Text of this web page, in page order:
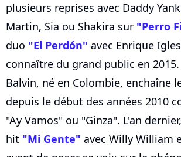
plusieurs reprises avec Daddy
Martin, Sia ou Shakira sur "Perro
duo "El Perdón" avec Enrique
connaître du grand public en 2015.
Balvin, né en Colombie, enchaîne
depuis le début des années 2010
"Ay Vamos" ou "Ginza". L'an
hit "Mi Gente" avec Willy William